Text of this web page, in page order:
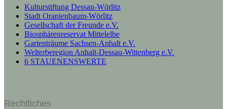
Kulturstiftung Dessau-Wörlitz
Stadt Oranienbaum-Wörlitz
Gesellschaft der Freunde e.V.
Biosphärenreservat Mittelelbe
Gartenträume Sachsen-Anhalt e.V.
Welterberegion Anhalt-Dessau-Wittenberg e.V.
6 STAUENENSWERTE
Rechtliches